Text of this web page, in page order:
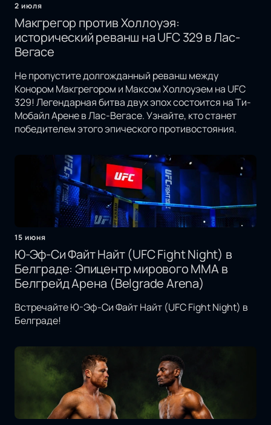
2 июля
Макгрегор против Холлоуэя:
исторический реванш на UFC 329 в Лас-
Вегасе
Не пропустите долгожданный реванш между
Конором Макгрегором и Максом Холлоуэем на UFC
329! Легендарная битва двух эпох состоится на Ти-
Мобайл Арене в Лас-Вегасе. Узнайте, кто станет
победителем этого эпического противостояния.
15 июня
Ю-Эф-Си Файт Найт (UFC Fight Night) в
Белграде: Эпицентр мирового MMA в
Белгрейд Арена (Belgrade Arena)
Встречайте Ю-Эф-Си Файт Найт (UFC Fight Night) в
Белграде!